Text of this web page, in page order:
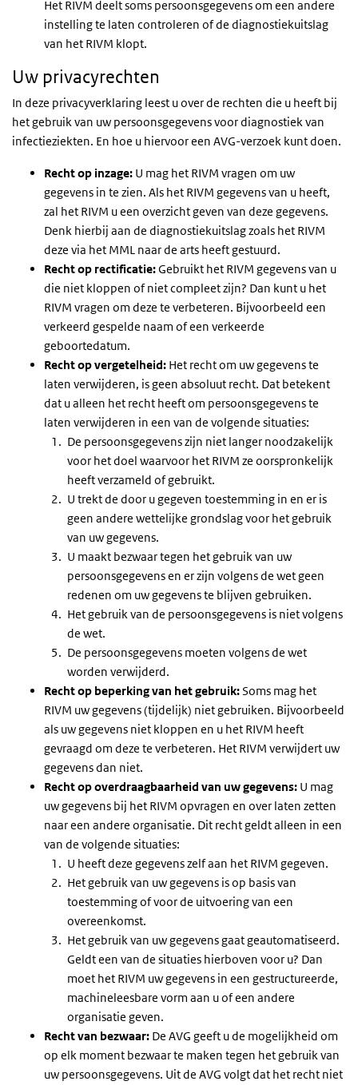
Het RIVM deelt soms persoonsgegevens om een andere
instelling te laten controleren of de diagnostiekuitslag
van het RIVM klopt.
Uw privacyrechten
In deze privacyverklaring leest u over de rechten die u heeft bij
het gebruik van uw persoonsgegevens voor diagnostiek van
infectieziekten. En hoe u hiervoor een AVG-verzoek kunt doen.
Recht op inzage: U mag het RIVM vragen om uw
gegevens in te zien. Als het RIVM gegevens van u heeft,
zal het RIVM u een overzicht geven van deze gegevens.
Denk hierbij aan de diagnostiekuitslag zoals het RIVM
deze via het MML naar de arts heeft gestuurd.
Recht op rectificatie:Gebruikt het RIVM gegevens van u
die niet kloppen of niet compleet zijn? Dan kunt u het
RIVM vragen om deze te verbeteren. Bijvoorbeeld een
verkeerd gespelde naam of een verkeerde
geboortedatum.
Recht op vergetelheid: Het recht om uw gegevens te
laten verwijderen, is geen absoluut recht. Dat betekent
dat u alleen het recht heeft om persoonsgegevens te
laten verwijderen in een van de volgende situaties:
De persoonsgegevens zijn niet langer noodzakelijk
voor het doel waarvoor het RIVM ze oorspronkelijk
heeft verzameld of gebruikt.
U trekt de door u gegeven toestemming in en er is
geen andere wettelijke grondslag voor het gebruik
van uw gegevens.
U maakt bezwaar tegen het gebruik van uw
persoonsgegevens en er zijn volgens de wet geen
redenen om uw gegevens te blijven gebruiken.
Het gebruik van de persoonsgegevens is niet volgens
de wet.
De persoonsgegevens moeten volgens de wet
worden verwijderd.
Recht op beperking van het gebruik:Soms mag het
RIVM uw gegevens (tijdelijk) niet gebruiken. Bijvoorbeeld
als uw gegevens niet kloppen en u het RIVM heeft
gevraagd om deze te verbeteren. Het RIVM verwijdert uw
gegevens dan niet.
Recht op overdraagbaarheid van uw gegevens: U mag
uw gegevens bij het RIVM opvragen en over laten zetten
naar een andere organisatie. Dit recht geldt alleen in een
van de volgende situaties:
U heeft deze gegevens zelf aan het RIVM gegeven.
Het gebruik van uw gegevens is op basis van
toestemming of voor de uitvoering van een
overeenkomst.
Het gebruik van uw gegevens gaat geautomatiseerd.
Geldt een van de situaties hierboven voor u? Dan
moet het RIVM uw gegevens in een gestructureerde,
machineleesbare vorm aan u of een andere
organisatie geven.
Recht van bezwaar: De AVG geeft u de mogelijkheid om
op elk moment bezwaar te maken tegen het gebruik van
uw persoonsgegevens. Uit de AVG volgt dat het recht niet